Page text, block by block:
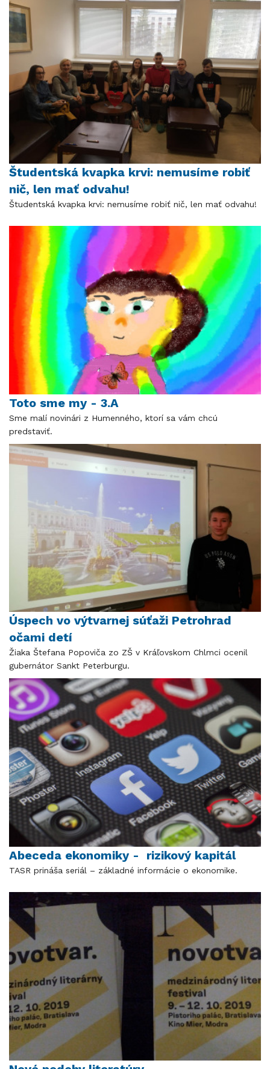
Študentská kvapka krvi: nemusíme robiť
nič, len mať odvahu!
Študentská kvapka krvi: nemusíme robiť nič, len mať odvahu!
Toto sme my - 3.A
Sme malí novinári z Humenného, ktorí sa vám chcú
predstaviť.
Úspech vo výtvarnej súťaži Petrohrad
očami detí
Žiaka Štefana Popoviča zo ZŠ v Kráľovskom Chlmci ocenil
gubernátor Sankt Peterburgu.
Abeceda ekonomiky - rizikový kapitál
TASR prináša seriál – základné informácie o ekonomike.